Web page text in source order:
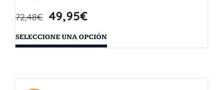
72,48€ 49,95€
SELECCIONE UNA OPCIÓN